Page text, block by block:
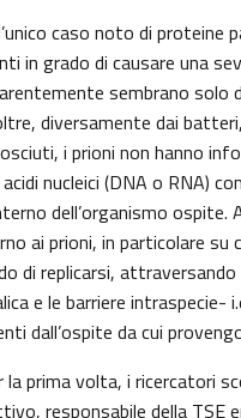
caso noto di proteine
in grado di causare una
sembrano solo
diversamente dai
i prioni non hanno
nucleici (DNA o RNA)
dell’organismo ospite.
ai prioni, in particolare su
di replicarsi, attraversando
e le barriere intraspecie-
dall’ospite da cui
la prima volta, i ricercatori
responsabile della TSE